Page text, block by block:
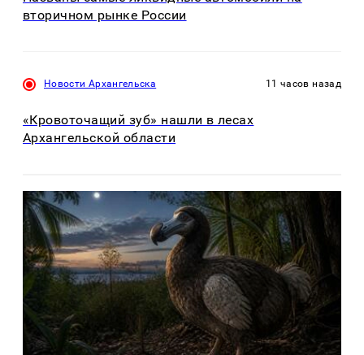
вторичном рынке России
Новости Архангельска 11 часов назад
«Кровоточащий зуб» нашли в лесах
Архангельской области